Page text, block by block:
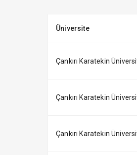
Üniversite
Çankırı Karatekin
Çankırı Karatekin
Çankırı Karatekin